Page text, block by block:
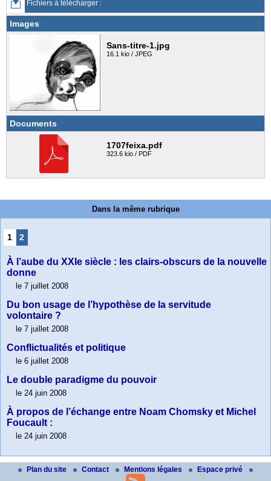
Fichiers à télécharger :
Images
Sans-titre-1.jpg
16.1 kio / JPEG
Documents
1707feixa.pdf
323.6 kio / PDF
Dans la même rubrique
1 2
À l’aube du XXIe siècle : les clairs-obscurs de la nouvelle
donne
le 7 juillet 2008
Du bon usage de l’hypothèse de la servitude
volontaire ?
le 7 juillet 2008
Conflictualités et politique
le 6 juillet 2008
Le double paradigme du pouvoir
le 24 juin 2008
À propos de l’échange entre Noam Chomsky et Michel
Foucault :
le 24 juin 2008
Plan du site Contact Mentions légales Espace privé